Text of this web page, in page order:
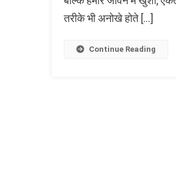
तरीके भी अनोखे होते […]
Continue Reading